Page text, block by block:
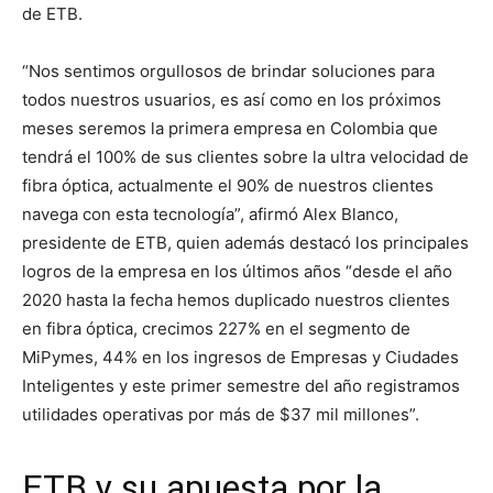
de ETB.
“Nos sentimos orgullosos de brindar soluciones para
todos nuestros usuarios, es así como en los próximos
meses seremos la primera empresa en Colombia que
tendrá el 100% de sus clientes sobre la ultra velocidad de
fibra óptica, actualmente el 90% de nuestros clientes
navega con esta tecnología”, afirmó Alex Blanco,
presidente de ETB, quien además destacó los principales
logros de la empresa en los últimos años “desde el año
2020 hasta la fecha hemos duplicado nuestros clientes
en fibra óptica, crecimos 227% en el segmento de
MiPymes, 44% en los ingresos de Empresas y Ciudades
Inteligentes y este primer semestre del año registramos
utilidades operativas por más de $37 mil millones”.